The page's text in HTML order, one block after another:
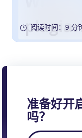
阅读时间：9 分
准备好开
吗？